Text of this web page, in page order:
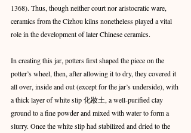
1368). Thus, though neither court nor aristocratic ware,
ceramics from the Cizhou kilns nonetheless played a vital
role in the development of later Chinese ceramics.
In creating this jar, potters first shaped the piece on the
potter’s wheel, then, after allowing it to dry, they covered it
all over, inside and out (except for the jar’s underside), with
a thick layer of white slip 化妝土, a well-purified clay
ground to a fine powder and mixed with water to form a
slurry. Once the white slip had stabilized and dried to the